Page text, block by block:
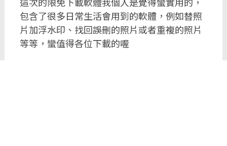
包含了很多日常生活會用到的軟體，例如替照
片加浮水印、找回誤刪的照片或者重複的照片
等等，蠻值得各位下載的喔